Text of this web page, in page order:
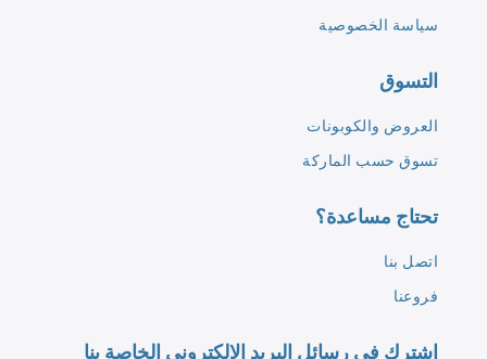
سياسة الخصوصية
التسوق
العروض والكوبونات
تسوق حسب الماركة
تحتاج مساعدة؟
اتصل بنا
فروعنا
اشترك في رسائل البريد الإلكتروني الخاصة بنا